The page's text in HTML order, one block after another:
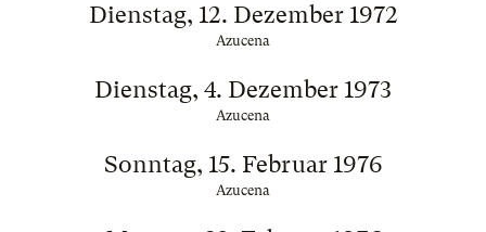
Dienstag, 12. Dezember 1972
Azucena
Dienstag, 4. Dezember 1973
Azucena
Sonntag, 15. Februar 1976
Azucena